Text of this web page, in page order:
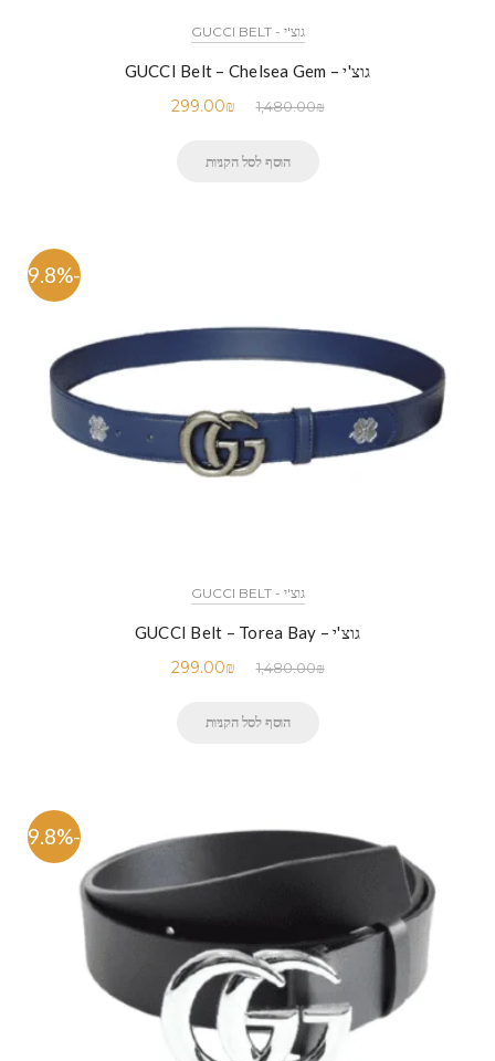
גוצ'י - GUCCI BELT
גוצ'י – GUCCI Belt – Chelsea Gem
1,480.00₪
299.00₪
הוסף לסל הקניות
-79.8%
גוצ'י - GUCCI BELT
גוצ'י – GUCCI Belt – Torea Bay
1,480.00₪
299.00₪
הוסף לסל הקניות
-79.8%